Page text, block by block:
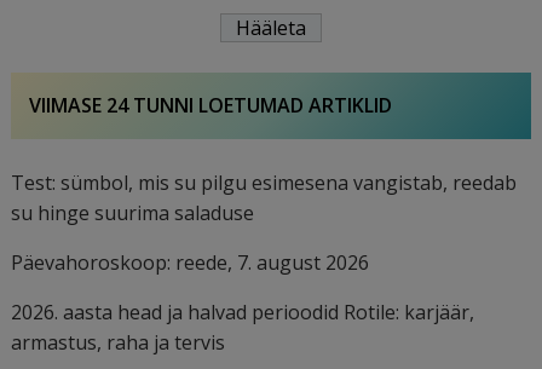
VIIMASE 24 TUNNI LOETUMAD ARTIKLID
Test: sümbol, mis su pilgu esimesena vangistab, reedab
su hinge suurima saladuse
Päevahoroskoop: reede, 7. august 2026
2026. aasta head ja halvad perioodid Rotile: karjäär,
armastus, raha ja tervis